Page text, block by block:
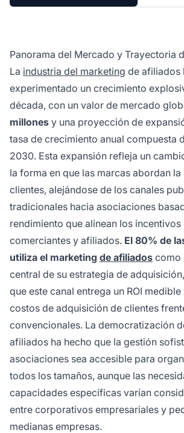
Panorama del Mercado y Trayectoria
La industria del marketing de afiliados
experimentado un crecimiento
década, con un valor de mercado
millones y una proyección de
tasa de crecimiento anual compuesta
2030. Esta expansión refleja un
la forma en que las marcas abordan
clientes, alejándose de los canales
tradicionales hacia asociaciones
rendimiento que alinean los incentivos
comerciantes y afiliados. El 80% de
utiliza el marketing de afiliados como
central de su estrategia de
que este canal entrega un ROI
costos de adquisición de clientes
convencionales. La democratización
afiliados ha hecho que la gestión
asociaciones sea accesible para
todos los tamaños, aunque las
capacidades específicas varían
entre corporativos empresariales y
medianas empresas.